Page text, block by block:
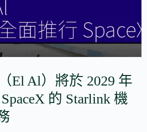
El Al）將於 2029 年
的 Starlink 機